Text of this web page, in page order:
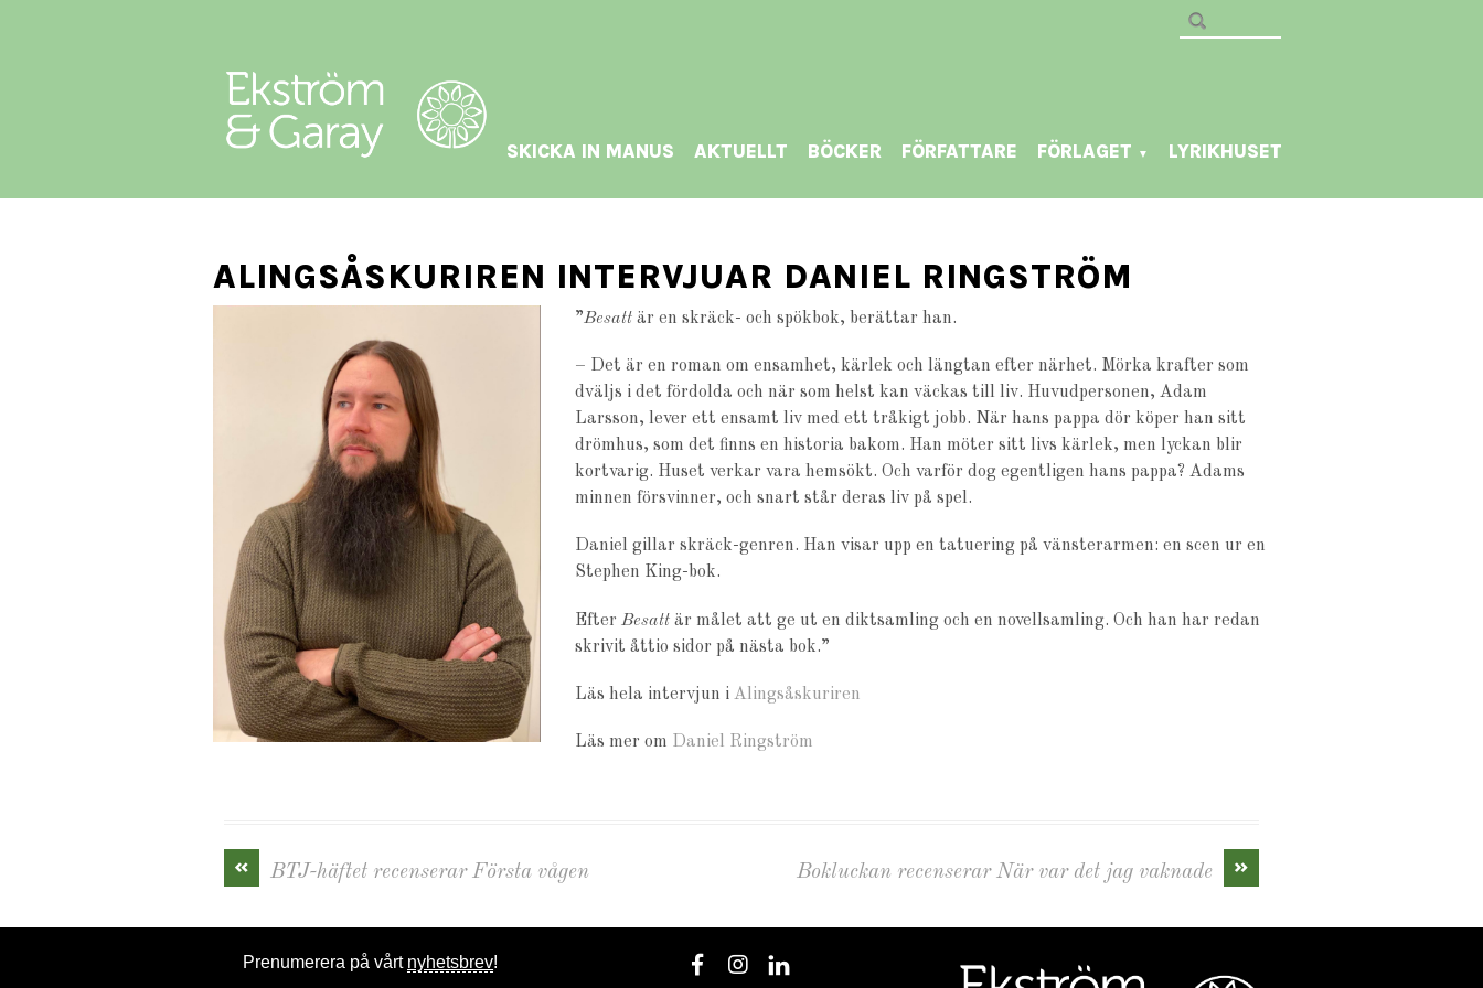
SKICKA IN MANUS AKTUELLT BÖCKER FÖRFATTARE FÖRLAGET ▼ LYRIKHUSET
ALINGSÅSKURIREN INTERVJUAR DANIEL RINGSTRÖM
”Besattär en skräck- och spökbok, berättar han.
– Det är en roman om ensamhet, kärlek och längtan efter närhet. Mörka krafter som
dväljs i det fördolda och när som helst kan väckas till liv. Huvudpersonen, Adam
Larsson, lever ett ensamt liv med ett tråkigt jobb. När hans pappa dör köper han sitt
drömhus, som det finns en historia bakom. Han möter sitt livs kärlek, men lyckan blir
kortvarig. Huset verkar vara hemsökt. Och varför dog egentligen hans pappa? Adams
minnen försvinner, och snart står deras liv på spel.
Daniel gillar skräck-genren. Han visar upp en tatuering på vänsterarmen: en scen ur en
Stephen King-bok.
Efter Besattär målet att ge ut en diktsamling och en novellsamling. Och han har redan
skrivit åttio sidor på nästa bok.”
Läs hela intervjun i Alingsåskuriren
Läs mer om Daniel Ringström
« BTJ-häftet recenserar Första vågen »
Bokluckan recenserar När var det jag vaknade
Prenumerera på vårt nyhetsbrev!